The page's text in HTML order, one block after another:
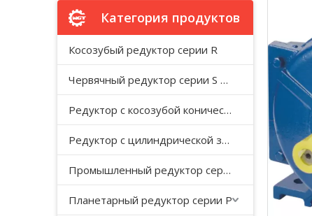
Категория продуктов
Косозубый редуктор серии R
Червячный редуктор серии S с косозубой передачей
Редуктор с косозубой конической передачей серии K
Редуктор с цилиндрической зубчатой ​​передачей серии F с параллельным валом
Промышленный редуктор серии HB
Планетарный редуктор серии P